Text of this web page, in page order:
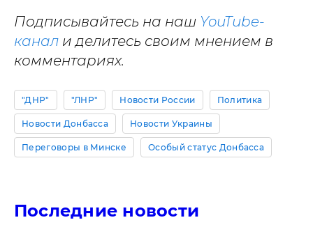
Подписывайтесь на наш YouTube-
канал и делитесь своим мнением в
комментариях.
"ДНР" "ЛНР" Новости России Политика
Новости Донбасса Новости Украины
Переговоры в Минске Особый статус Донбасса
Последние новости